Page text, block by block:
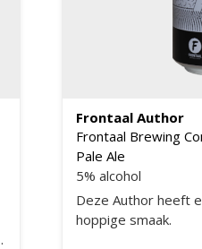
Frontaal Author
Frontaal Brewing
Pale Ale
5% alcohol
Deze Author heeft
hoppige smaak.